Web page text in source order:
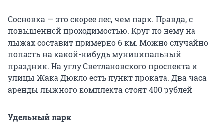
Сосновка — это скорее лес, чем парк. Правда, с
повышенной проходимостью. Круг по нему на
лыжах составит примерно 6 км. Можно случайно
попасть на какой-нибудь муниципальный
праздник. На углу Светлановского проспекта и
улицы Жака Дюкло есть пункт проката. Два часа
аренды лыжного комплекта стоят 400 рублей.
Удельный парк